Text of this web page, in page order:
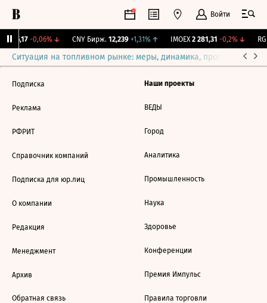
Войти
115,17 -0,06%↓ CNY Бирж. 12,239 +1,31%↑ IMOEX 2 281,31 -0,2%↓
Ситуация на топливном рынке: меры, динамика, прогнозы
Подписка
Реклама
РФРИТ
Справочник компаний
Подписка для юр.лиц
О компании
Редакция
Менеджмент
Архив
Обратная связь
Наши проекты
ВЕДЫ
Город
Аналитика
Промышленность
Наука
Здоровье
Конференции
Премия Импульс
Правила торговли